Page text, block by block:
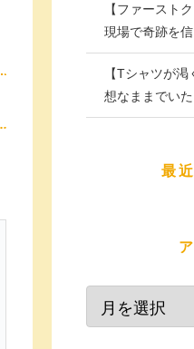
【ファースト
現場で奇跡を
【Tシャツが
想なままでい
最